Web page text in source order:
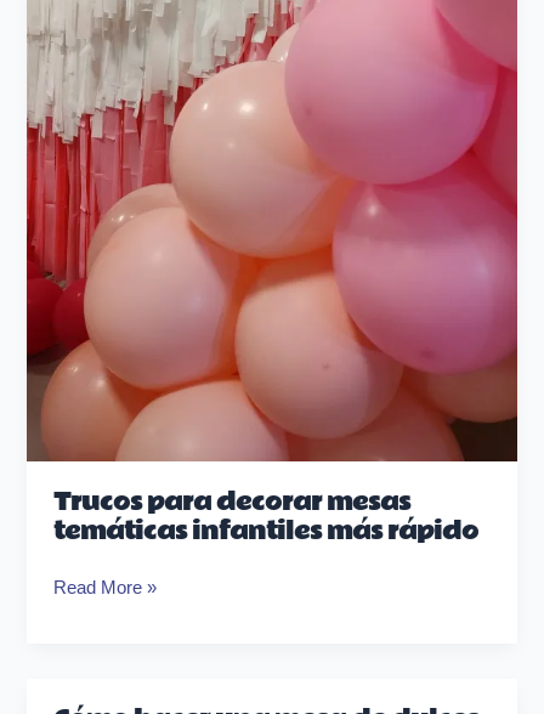
Trucos para decorar mesas
temáticas infantiles más rápido
Read More »